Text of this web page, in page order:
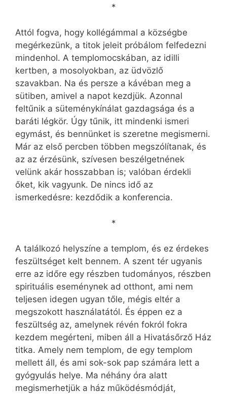
*
Attól fogva, hogy kollégámmal a községbe
megérkezünk, a titok jeleit próbálom felfedezni
mindenhol. A templomocskában, az idilli
kertben, a mosolyokban, az üdvözlő
szavakban. Na és persze a kávéban meg a
sütiben, amivel a napot kezdjük. Azonnal
feltűnik a süteménykínálat gazdagsága és a
baráti légkör. Úgy tűnik, itt mindenki ismeri
egymást, és bennünket is szeretne megismerni.
Már az első percben többen megszólítanak, és
az az érzésünk, szívesen beszélgetnének
velünk akár hosszabban is; valóban érdekli
őket, kik vagyunk. De nincs idő az
ismerkedésre: kezdődik a konferencia.
*
A találkozó helyszíne a templom, és ez érdekes
feszültséget kelt bennem. A szent tér ugyanis
erre az időre egy részben tudományos, részben
spirituális eseménynek ad otthont, ami nem
teljesen idegen ugyan tőle, mégis eltér a
megszokott használatától. És éppen ez a
feszültség az, amelynek révén fokról fokra
kezdem megérteni, miben áll a Hivatásőrző Ház
titka. Amely nem templom, de egy templom
mellett áll, és ami sok-sok pap számára lett a
gyógyulás helye. Ma néhány óra alatt
megismerhetjük a ház működésmódját,